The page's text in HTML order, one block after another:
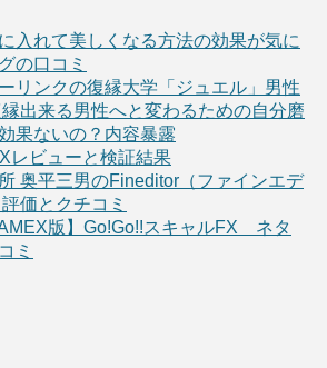
入れて美しくなる方法の効果が気に
の口コミ
リンクの復縁大学「ジュエル」男性
出来る男性へと変わるための自分磨
果ないの？内容暴露
レビューと検証結果
奥平三男のFineditor（ファインエデ
価とクチコミ
版】Go!Go!!スキャルFX ネタ
ミ